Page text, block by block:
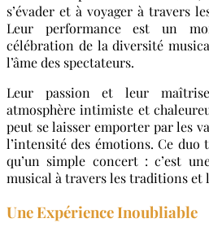
s’évader et à voyager à travers
Leur performance est un
célébration de la diversité
l’âme des spectateurs.
Leur passion et leur
atmosphère intimiste et
peut se laisser emporter par les
l’intensité des émotions. Ce
qu’un simple concert : c’est
musical à travers les traditions et
Une Expérience Inoubliable